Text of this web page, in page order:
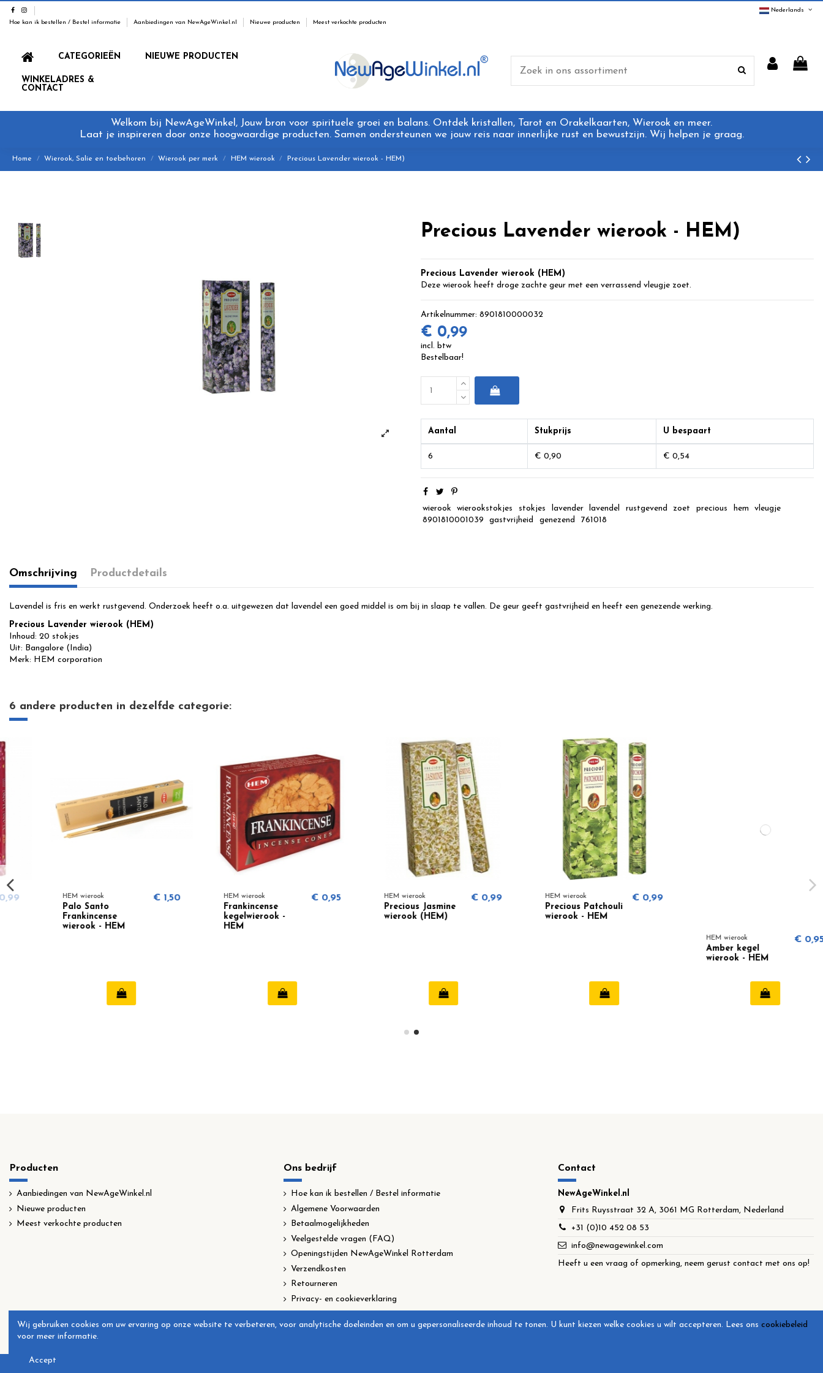
Hoe kan ik bestellen / Bestel informatie Aanbiedingen van NewAgeWinkel.nl Nieuwe producten Meest verkochte producten
Nederlands
CATEGORIEËN NIEUWE PRODUCTEN
WINKELADRES &
CONTACT
Welkom bij NewAgeWinkel, Jouw bron voor spirituele groei en balans. Ontdek kristallen, Tarot en Orakelkaarten, Wierook en meer.
Laat je inspireren door onze hoogwaardige producten. Samen ondersteunen we jouw reis naar innerlijke rust en bewustzijn. Wij helpen je graag.
Home Wierook, Salie en toebehoren Wierook per merk HEM wierook Precious Lavender wierook - HEM)
Precious Lavender wierook - HEM)
Precious Lavender wierook (HEM)
Deze wierook heeft droge zachte geur met een verrassend vleugje zoet.
Artikelnummer: 8901810000032
€ 0,99
incl. btw
Bestelbaar!
Aantal Stukprijs U bespaart
6 € 0,90 € 0,54
wierook wierookstokjes stokjes lavender lavendel rustgevend zoet precious hem
vleugje
8901810001039
gastvrijheid genezend 761018
Omschrijving Productdetails
Lavendel is fris en werkt rustgevend. Onderzoek heeft o.a. uitgewezen dat lavendel een goed middel is om bij in slaap te vallen. De geur geeft gastvrijheid en heeft een genezende werking.
Precious Lavender wierook (HEM)
Inhoud: 20 stokjes
Uit: Bangalore (India)
Merk: HEM corporation
6 andere producten in dezelfde categorie:
HEM wierook
Palo Santo
Frankincense
wierook - HEM
HEM wierook
Frankincense
kegelwierook -
HEM wierook
Precious Jasmine
wierook (HEM)
HEM wierook
Precious Patchouli
wierook - HEM
HEM wierook
Amber kegel
wierook - HEM
Producten
Aanbiedingen van NewAgeWinkel.nl
Nieuwe producten
Meest verkochte producten
Ons bedrijf
Hoe kan ik bestellen / Bestel informatie
Algemene Voorwaarden
Betaalmogelijkheden
Veelgestelde vragen (FAQ)
Openingstijden NewAgeWinkel Rotterdam
Verzendkosten
Retourneren
Privacy- en cookieverklaring
Contact
NewAgeWinkel.nl
Frits Ruysstraat 32 A, 3061 MG Rotterdam, Nederland
+31 (0)10 452 08 53
info@newagewinkel.com
Heeft u een vraag of opmerking, neem gerust contact met ons op!
Wij gebruiken cookies om uw ervaring op onze website te verbeteren, voor analytische doeleinden en om u gepersonaliseerde inhoud te tonen. U kunt kiezen welke cookies u wilt accepteren. Lees ons cookiebeleid
voor meer informatie.
Accept